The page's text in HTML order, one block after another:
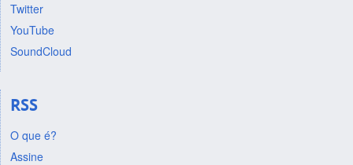
Twitter
YouTube
SoundCloud
RSS
O que é?
Assine